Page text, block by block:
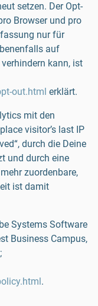
setzen. Der Opt-
Browser und pro
nur für
auf
kann, ist
out.html erklärt.
mit den
visitor’s last IP
durch die Deine
und durch eine
zuordenbare,
ist damit
Systems Software
Business Campus,
.